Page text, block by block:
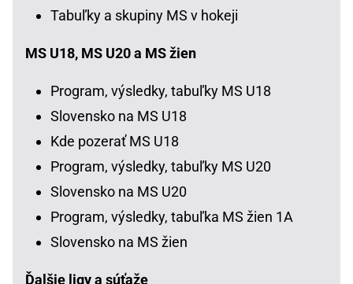
Tabuľky a skupiny MS v hokeji
MS U18, MS U20 a MS žien
Program, výsledky, tabuľky MS U18
Slovensko na MS U18
Kde pozerať MS U18
Program, výsledky, tabuľky MS U20
Slovensko na MS U20
Program, výsledky, tabuľka MS žien 1A
Slovensko na MS žien
Ďalšie ligy a súťaže